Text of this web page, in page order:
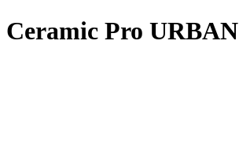
Ceramic Pro URBAN